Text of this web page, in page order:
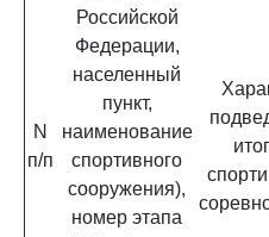
N
п/п
Российской
Федерации,
населенный
пункт,
наименование
спортивного
сооружения),
номер этапа